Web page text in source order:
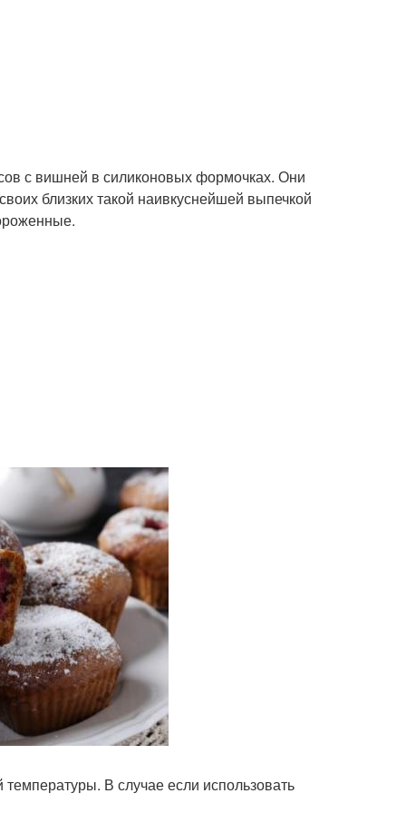
с вишней в силиконовых формочках. Они
близких такой наивкуснейшей выпечкой
В случае если использовать